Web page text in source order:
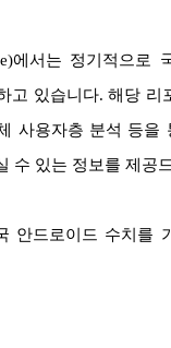
에서는 정기적으로
고 있습니다. 해당 리
사용자층 분석 등을
수 있는 정보를 제공
안드로이드 수치를